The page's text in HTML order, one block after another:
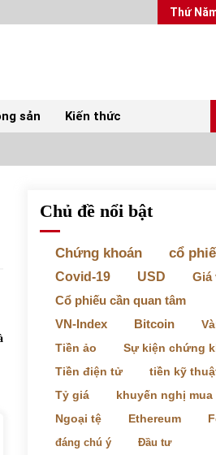
Thứ
sản Kiến thức
Top 10 mặt hàng Việt Nam
nhất tháng 5/2022
Bất ổn từ các cuộc đấu giá
31/05/2022
Chứng khoán ngày 30/5/
phiếu nổi bật
13/10/2021
Chủ đề nổi bật
Chứng khoán cổ
Covid-19 USD
Giá
Cổ phiếu cần quan tâm
VN-Index Bitcoin
Tiền ảo
Sự kiện chứng
Tiền điện tử
tiền kỹ
Tỷ giá
khuyến nghị mua
Ngoại tệ
Ethereum
đáng chú ý
Đầu tư